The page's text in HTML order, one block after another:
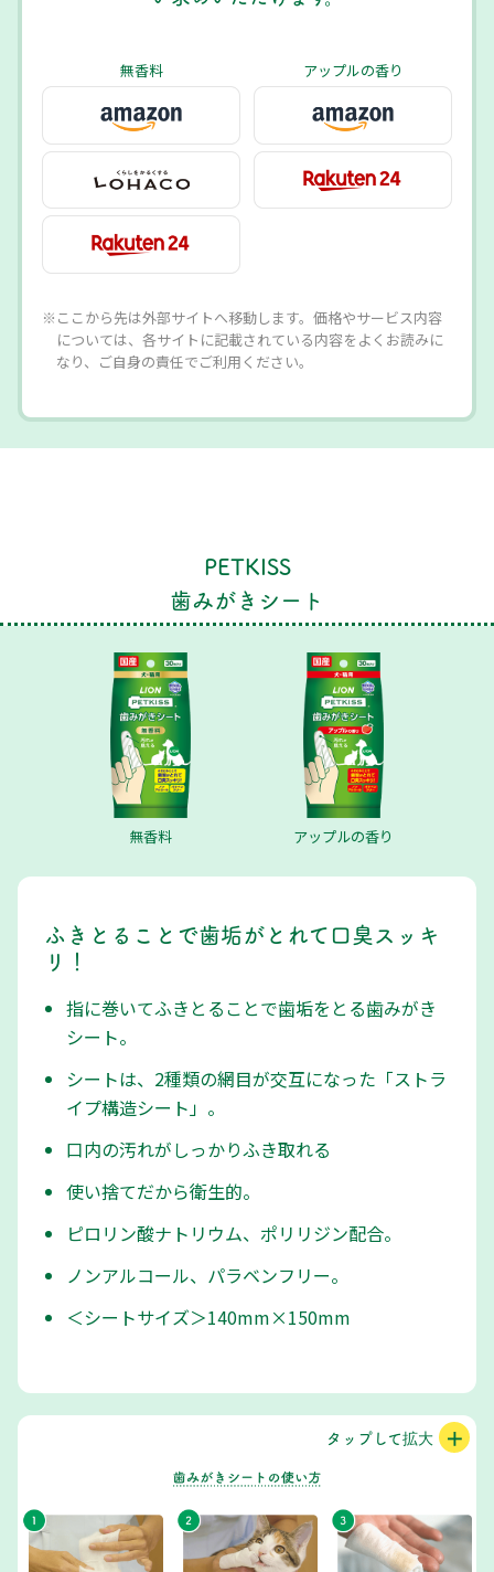
無香料 アップルの香り
※ここから先は外部サイトへ移動します。価格やサービス内容
については、各サイトに記載されている内容をよくお読みに
なり、ご自身の責任でご利用ください。
PETKISS
歯みがきシート
無香料 アップルの香り
ふきとることで歯垢がとれて口臭スッキ
リ！
指に巻いてふきとることで歯垢をとる歯みがき
シート。
シートは、2種類の網目が交互になった「ストラ
イプ構造シート」。
口内の汚れがしっかりふき取れる
使い捨てだから衛生的。
ピロリン酸ナトリウム、ポリリジン配合。
ノンアルコール、パラベンフリー。
＜シートサイズ＞140mm×150mm